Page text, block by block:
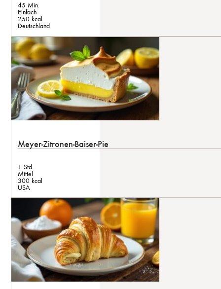
45 Min.
Einfach
250 kcal
Deutschland
Meyer-Zitronen-Baiser-Pie
1 Std.
Mittel
300 kcal
USA